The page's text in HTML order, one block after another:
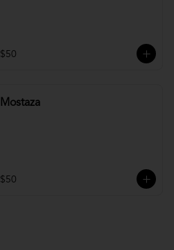
$50
Mostaza
$50